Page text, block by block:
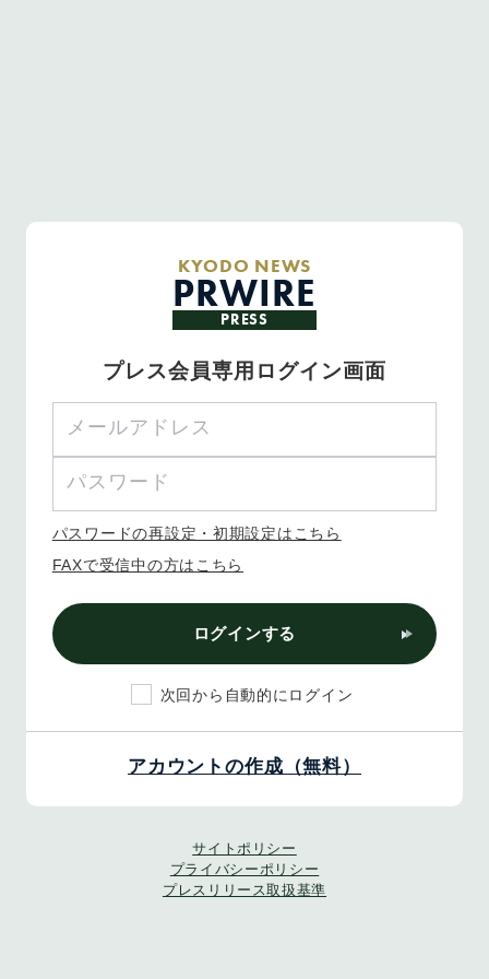
KYODO NEWS
PRWIRE
PRESS
プレス会員専用ログイン画面
パスワードの再設定・初期設定はこちら
FAXで受信中の方はこちら
ログインする
次回から自動的にログイン
アカウントの作成（無料）
サイトポリシー
プライバシーポリシー
プレスリリース取扱基準